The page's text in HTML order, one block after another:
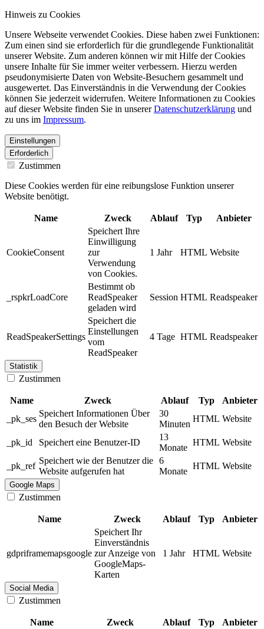
Hinweis zu Cookies
Unsere Webseite verwendet Cookies. Diese haben zwei Funktionen:
Zum einen sind sie erforderlich für die grundlegende Funktionalität
unserer Website. Zum anderen können wir mit Hilfe der Cookies
unsere Inhalte für Sie immer weiter verbessern. Hierzu werden
pseudonymisierte Daten von Website-Besuchern gesammelt und
ausgewertet. Das Einverständnis in die Verwendung der Cookies
können Sie jederzeit widerrufen. Weitere Informationen zu Cookies
auf dieser Website finden Sie in unsererDatenschutzerklärung und
zu uns im Impressum.
Einstellungen
Erforderlich
Zustimmen
Diese Cookies werden für eine reibungslose Funktion unserer
Website benötigt.
Name Zweck Ablauf Typ Anbieter
CookieConsent
Speichert Ihre
Einwilligung
zur
Verwendung
von Cookies.
1 Jahr HTML Website
_rspkrLoadCore
Bestimmt ob
ReadSpeaker
geladen wird
Session HTML Readspeaker
ReadSpeakerSettings
Speichert die
Einstellungen
vom
ReadSpeaker
4 Tage HTML Readspeaker
Statistik
Zustimmen
Name Zweck Ablauf Typ
Anbieter
_pk_ses
Speichert Informationen Über
den Besuch der Website
30
Minuten
HTML Website
_pk_id Speichert eine Benutzer-ID
13
Monate
HTML Website
_pk_ref
Speichert wie der Benutzer die
Website aufgerufen hat
6
Monate
HTML Website
Google Maps
Zustimmen
Name Zweck Ablauf Typ Anbieter
gdpriframemapsgoogle
Speichert Ihr
Einverständnis
zur Anzeige von
GoogleMaps-
Karten
1 Jahr HTML Website
Social Media
Zustimmen
Name Zweck Ablauf Typ Anbieter